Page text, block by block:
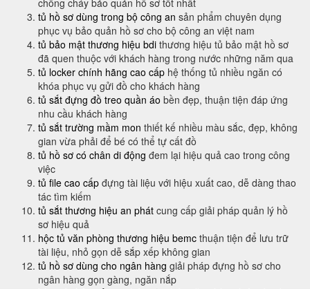
chống cháy bảo quản hồ sơ tốt nhất
tủ hồ sơ dùng trong bộ công an sản phẩm chuyên dụng
phục vụ bảo quản hồ sơ cho bộ công an việt nam
tủ bảo mật thương hiệu bdi thương hiệu tủ bảo mật hồ sơ
đã quen thuộc với khách hàng trong nước những năm qua
tủ locker chính hãng cao cấp hệ thống tủ nhiều ngăn có
khóa phục vụ gửi đồ cho khách hàng
tủ sắt đựng đồ treo quần áo bền đẹp, thuận tiện đáp ứng
nhu cầu khách hàng
tủ sắt trường mầm mon thiết kế nhiều màu sắc, đẹp, không
gian vừa phải để bé có thể tự cất đồ
tủ hồ sơ có chân di động đem lại hiệu quả cao trong công
việc
tủ file cao cấp đựng tài liệu với hiệu xuất cao, dễ dàng thao
tác tìm kiếm
tủ sắt thương hiệu an phát cung cấp giải pháp quản lý hồ
sơ hiệu quả
hộc tủ văn phòng thương hiệu bemc thuận tiện để lưu trữ
tài liệu, nhỏ gọn dễ sắp xếp không gian
tủ hồ sơ dùng cho ngân hàng giải pháp đựng hồ sơ cho
ngân hàng gọn gàng, ngăn nắp